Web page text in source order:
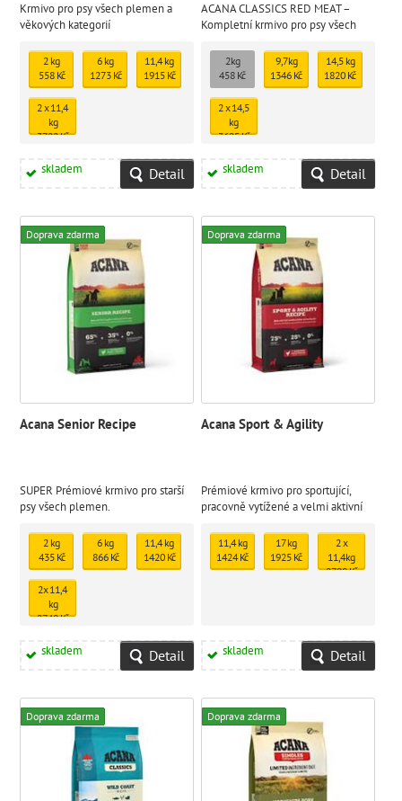
Krmivo pro psy všech plemen a
věkových kategorií
2 kg
558 Kč
6 kg
1273 Kč
11,4 kg
1915 Kč
2 x 11,4
kg
3722 Kč
skladem Detail
ACANA CLASSICS RED MEAT –
Kompletní krmivo pro psy všech
2kg
458 Kč
9,7kg
1346 Kč
14,5 kg
1820 Kč
2 x 14,5
kg
3625 Kč
skladem Detail
Doprava zdarma
Acana Senior Recipe
SUPER Prémiové krmivo pro starší
psy všech plemen.
2 kg
435 Kč
6 kg
866 Kč
11,4 kg
1420 Kč
2x 11,4
kg
2748 Kč
skladem Detail
Doprava zdarma
Acana Sport & Agility
Prémiové krmivo pro sportující,
pracovně vytížené a velmi aktivní
11,4 kg
1424 Kč
17 kg
1925 Kč
2 x
11,4kg
2798 Kč
skladem Detail
Doprava zdarma Doprava zdarma